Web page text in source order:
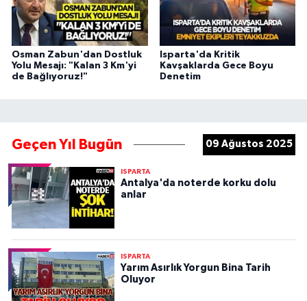
Osman Zabun'dan Dostluk
Yolu Mesajı: "Kalan 3 Km'yi
de Bağlıyoruz!"
Isparta'da Kritik
Kavşaklarda Gece Boyu
Denetim
Geçen Yıl Bugün 09 Ağustos 2025
ISPARTA
Antalya'da noterde korku dolu
anlar
ISPARTA
Yarım Asırlık Yorgun Bina Tarih
Oluyor